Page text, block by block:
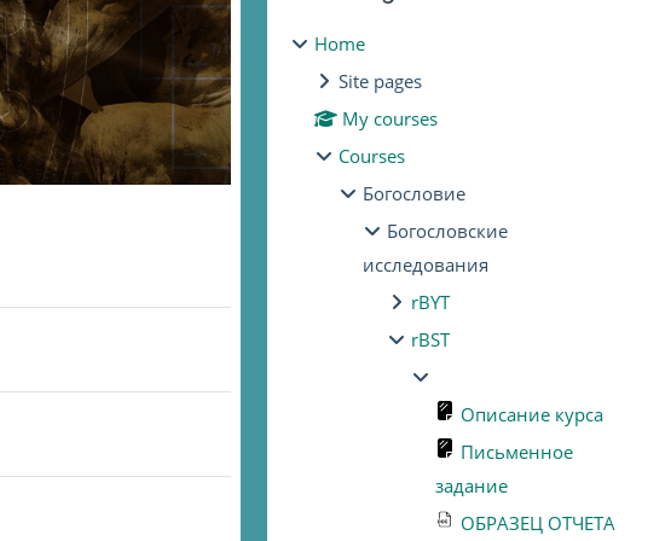
Home
Site pages
My courses
Courses
Богословие
Богословские
исследования
rBYT
rBST
Описание курса
Письменное
задание
ОБРАЗЕЦ ОТЧЕТА